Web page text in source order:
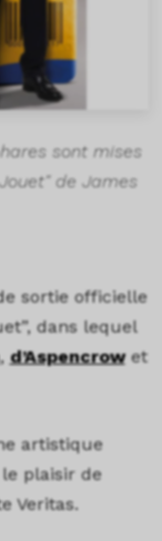
sont mises
de James
sortie officielle
dans lequel
, d’Aspencrowet
artistique
plaisir de
Veritas.